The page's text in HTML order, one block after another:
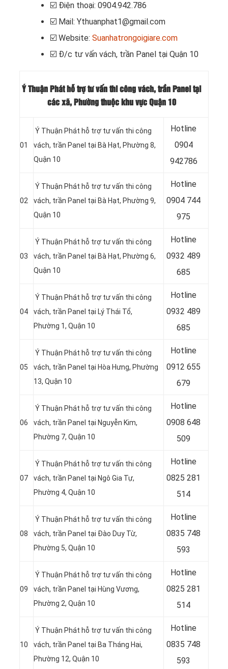
☑️ Điện thoại: 0904.942.786
☑️ Mail: Ythuanphat1@gmail.com
☑️ Website: Suanhatrongoigiare.com
☑️ Đ/c tư vấn vách, trần Panel tại Quận 10
Ý Thuận Phát hỗ trợ tư vấn thi công vách, trần Panel tại
các xã, Phường thuộc khu vực Quận 10
01
Ý Thuận Phát hỗ trợ tư vấn thi công
vách, trần Panel tại Bà Hạt, Phường 8,
Quận 10
Hotline
0904
942786
02
Ý Thuận Phát hỗ trợ tư vấn thi công
vách, trần Panel tại Bà Hạt, Phường 9,
Quận 10
Hotline
0904 744
975
03
Ý Thuận Phát hỗ trợ tư vấn thi công
vách, trần Panel tại Bà Hạt, Phường 6,
Quận 10
Hotline
0932 489
685
04
Ý Thuận Phát hỗ trợ tư vấn thi công
vách, trần Panel tại Lý Thái Tổ,
Phường 1, Quận 10
Hotline
0932 489
685
05
Ý Thuận Phát hỗ trợ tư vấn thi công
vách, trần Panel tại Hòa Hưng, Phường
13, Quận 10
Hotline
0912 655
679
06
Ý Thuận Phát hỗ trợ tư vấn thi công
vách, trần Panel tại Nguyễn Kim,
Phường 7, Quận 10
Hotline
0908 648
509
07
Ý Thuận Phát hỗ trợ tư vấn thi công
vách, trần Panel tại Ngô Gia Tự,
Phường 4, Quận 10
Hotline
0825 281
514
08
Ý Thuận Phát hỗ trợ tư vấn thi công
vách, trần Panel tại Đào Duy Từ,
Phường 5, Quận 10
Hotline
0835 748
593
09
Ý Thuận Phát hỗ trợ tư vấn thi công
vách, trần Panel tại Hùng Vương,
Phường 2, Quận 10
Hotline
0825 281
514
10
Ý Thuận Phát hỗ trợ tư vấn thi công
vách, trần Panel tại Ba Tháng Hai,
Phường 12, Quận 10
Hotline
0835 748
593